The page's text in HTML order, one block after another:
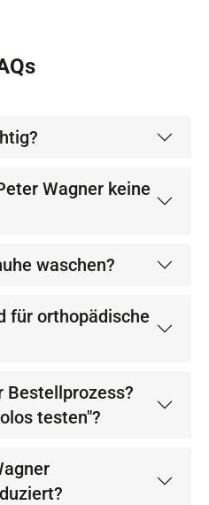
Wagner keine
waschen?
für orthopädische
Bestellprozess?
testen"?